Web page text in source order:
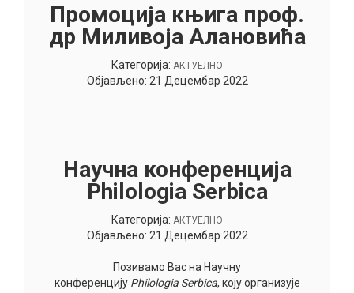
Промоција књига проф.
др Миливоја Алановића
Категорија: АКТУЕЛНО
Објављено: 21 Децембар 2022
Научна конференција
Philologia Serbica
Категорија: АКТУЕЛНО
Објављено: 21 Децембар 2022
Позивамо Вас на Научну
конференцију Philologia Serbica, коју организује